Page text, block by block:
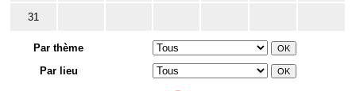
31
Par thème
Par lieu